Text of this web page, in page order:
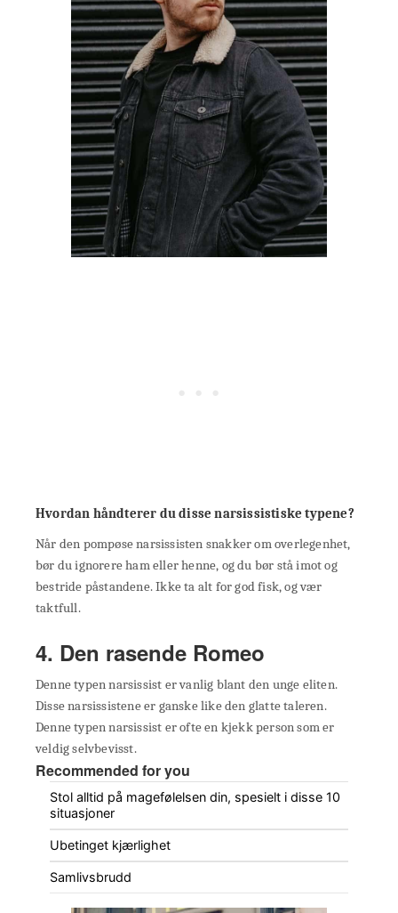
Hvordan håndterer du disse narsissistiske typene?
Når den pompøse narsissisten snakker om overlegenhet,
bør du ignorere ham eller henne, og du bør stå imot og
bestride påstandene. Ikke ta alt for god fisk, og vær
taktfull.
4. Den rasende Romeo
Denne typen narsissist er vanlig blant den unge eliten.
Disse narsissistene er ganske like den glatte taleren.
Denne typen narsissist er ofte en kjekk person som er
veldig selvbevisst.
Recommended for you
Stol alltid på magefølelsen din, spesielt i disse 10
situasjoner
Ubetinget kjærlighet
Samlivsbrudd